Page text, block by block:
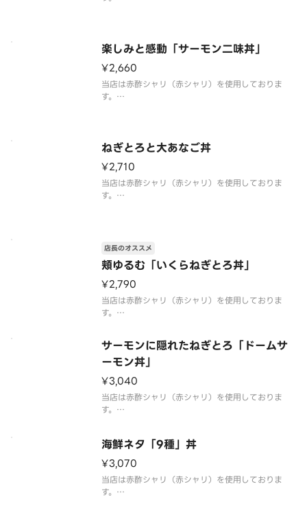
むことも。あなたはどこから攻略しますか？
楽しみと感動「サーモン二味丼」
¥2,660
当店は赤酢シャリ（赤シャリ）を使用しておりま
す。
ねぎとろと大あなご丼
¥2,710
当店は赤酢シャリ（赤シャリ）を使用しておりま
す。
頬ゆるむ「いくらねぎとろ丼」
店長のオススメ
¥2,790
当店は赤酢シャリ（赤シャリ）を使用しておりま
す。
もはやどっちが主役か分からないほどにいくらがた
っぷりです。
サーモンに隠れたねぎとろ「ドームサ
ーモン丼」
¥3,040
当店は赤酢シャリ（赤シャリ）を使用しておりま
す。
ンターの伝説が始まります。ぜひ自らの目で舌で確
かめてください。
海鮮ネタ「9種」丼
¥3,070
当店は赤酢シャリ（赤シャリ）を使用しておりま
す。